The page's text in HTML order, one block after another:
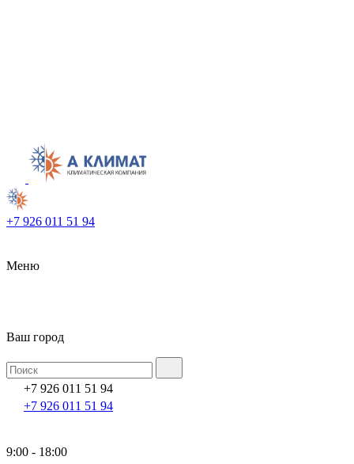
+7 926 011 51 94
Меню
Ваш город
+7 926 011 51 94
+7 926 011 51 94
9:00 - 18:00